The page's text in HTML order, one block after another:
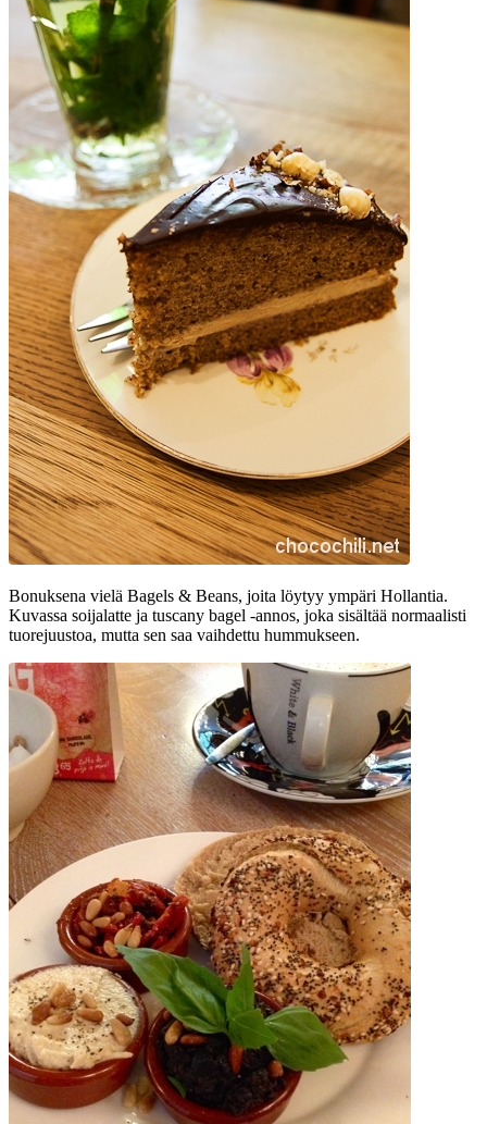
Bonuksena vielä Bagels & Beans, joita löytyy ympäri Hollantia.
Kuvassa soijalatte ja tuscany bagel -annos, joka sisältää normaalisti
tuorejuustoa, mutta sen saa vaihdettu hummukseen.